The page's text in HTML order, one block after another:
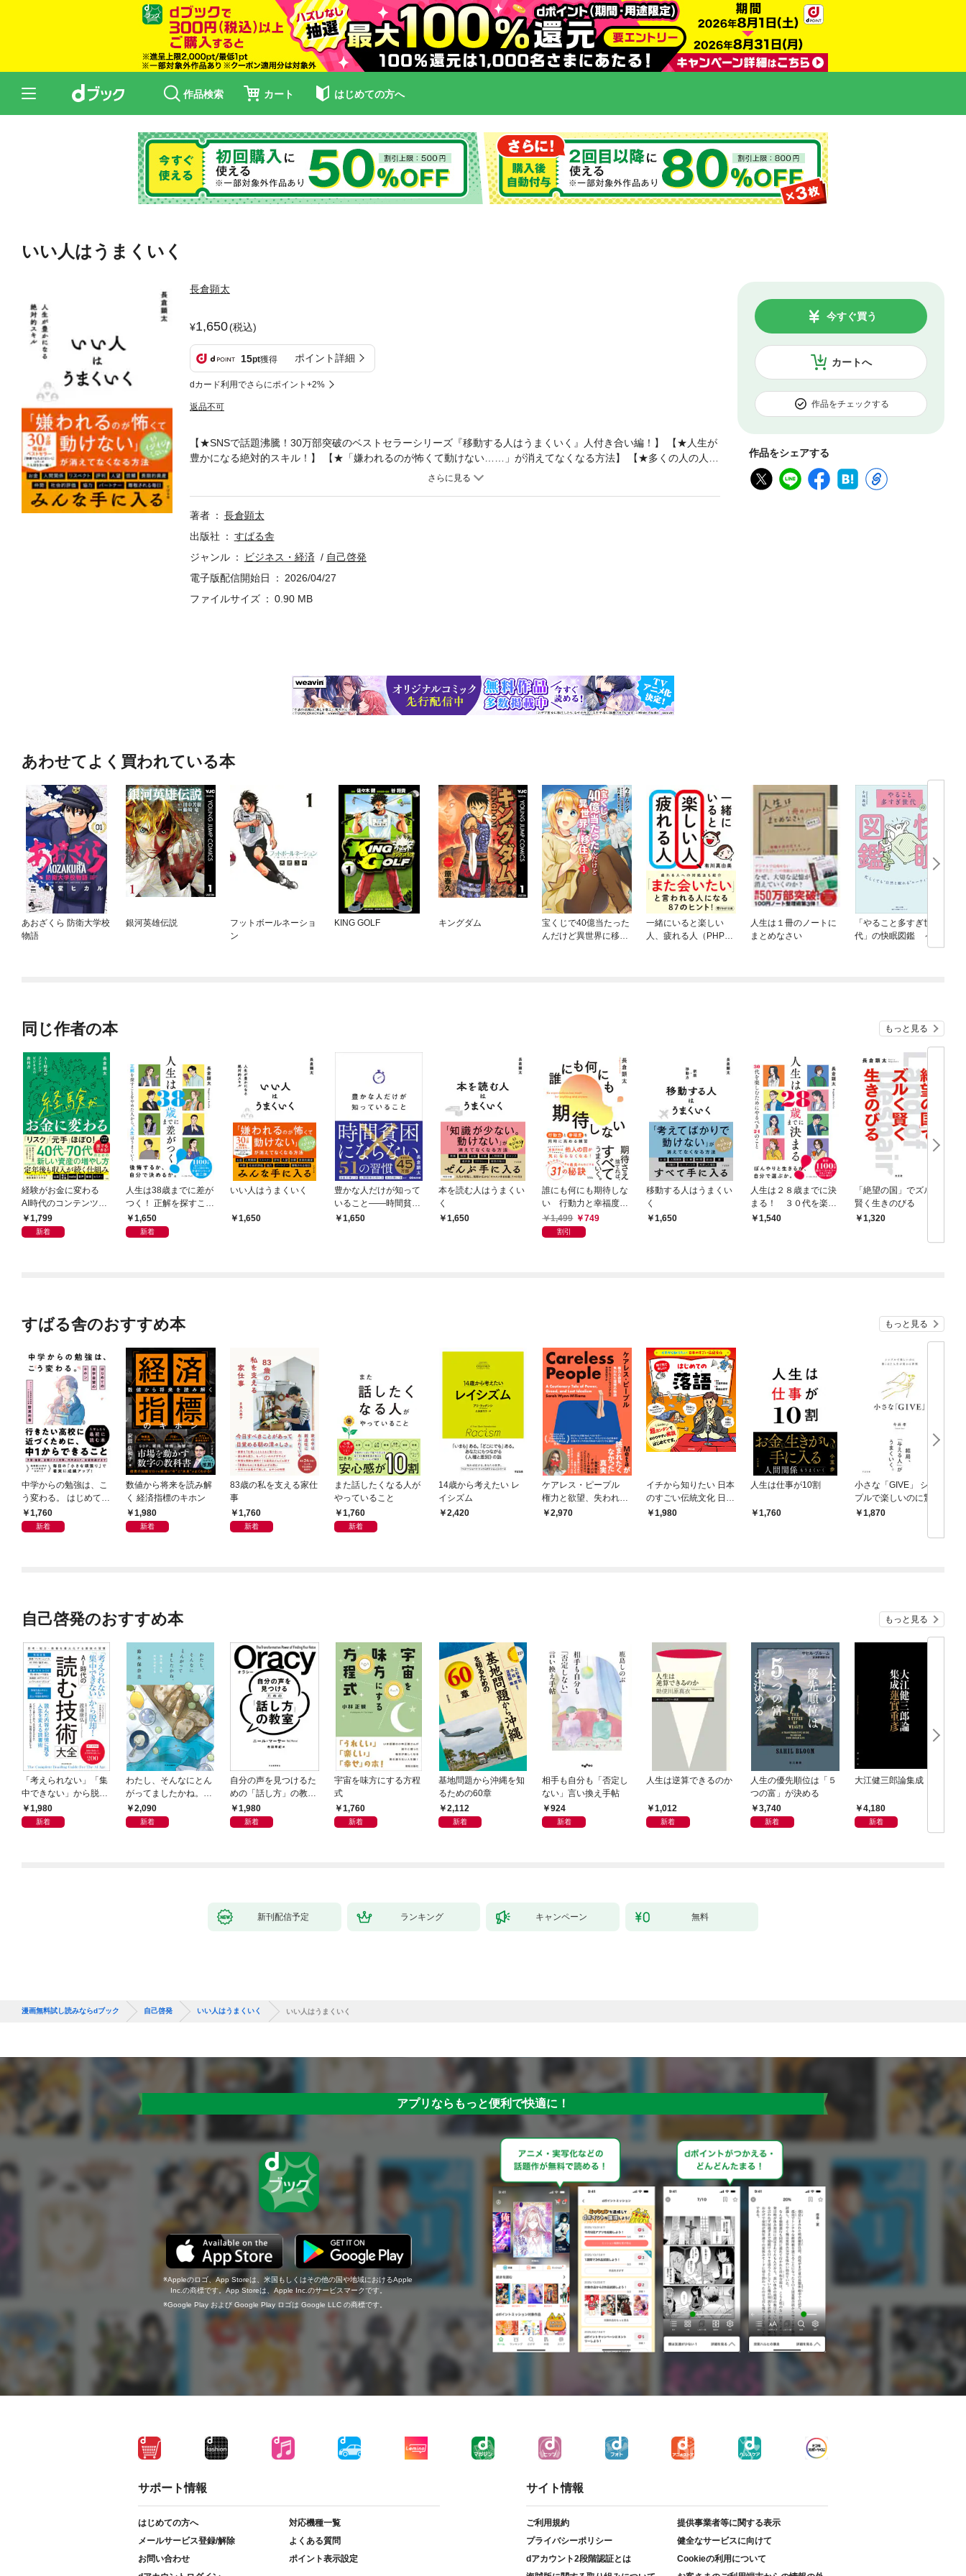
作品検索 カート はじめての方へ
いい人はうまくいく
長倉顕太
1,650(税込)
15pt獲得 ポイント詳細
dカード利用でさらにポイント+2%
返品不可
カートへ
今すぐ買う
作品をチェックする
作品をシェアする
【★SNSで話題沸騰！30万部突破のベストセラーシリーズ『移動する人はうまくいく』人付き合い編！】 【★人生が
豊かになる絶対的スキル！】 【★「嫌われるのが怖くて動けない……」が消えてなくなる方法】 【★多くの人の人生
を変えてきたプロが、まわりに感謝といい人があふれる毎日になる方法を紹介！】 【★仕事、お金、人間関係、リス
分の時間がもっと欲しい」 「心配事や不安を減らしたい」 「仕事で確かな成果を出したい」 「信頼できる味方や仲
間が欲しい」 「自分の価値をもっと高めたい」 「運をつかみたい」 「経済的なゆとりが欲しい」 「今より豊かな人
のベストセラーを生み出し、 著者としても30万部突破ベストセラーシリーズ 『移動する人はうまくいく』『本を読む
人はうまくいく』を書き、 多くの人の人生を変えてきたプロが、 まわりに感謝といい人があふれる毎日になる方法を
紹介！ いい人になれば、 仕事、人間関係、お金、時間、やりたいこと、 子育て、コミュニティ、運、コミュニケー
し」をつくる6つの技術 ・良い人間関係は「ラリー」が続く ・時代が変わっても「お中元・お歳暮」は最強の投資 ・
一番喜ばれる「お金のかからないギフト」とは？ ・「時間」をプレゼントする人は好かれる ・「紹介される人」にな
るための3つの条件 ・人間関係の“ハブ”になる2つのメリットとは？ ・どんなときも「必ず助けてくれる仲間」がいる
相手が動いてくれるフレーズとは？ ・経済的に成功する人は「恩送り」がうまい！ ・伝説のロックスターが教える
とどう境界線を引くのか？ ・周りに信頼できる「優秀な味方」だけを集める３ステップ ・いつもハイパフォーマンス
なチームのつくり方 ・10点主義で生きる etc. 【目次】 第1章 なぜ、いい人はうまくいくのか？ 第2章 なぜ、与
える人は経済的に豊かになるのか？ 第3章 なぜ、人間関係を最も大切にするべきなのか？ 第4章 なぜ、感謝すると
人が動いてくれるのか？ 第5章 なぜ、あの人の周りには、優秀な味方が集まるのか？ 第6章 感謝体質をつくる30
のアクションプラン
著者
長倉顕太
出版社
すばる舎
ジャンル
ビジネス・経済
自己啓発
電子版配信開始日
2026/04/27
ファイルサイズ
0.90 MB
あわせてよく買われている本
あおざくら 防衛大学校
物語
銀河英雄伝説
フットボールネーショ
ン
KING GOLF キングダム
宝くじで40億当たった
んだけど異世界に移住
一緒にいると楽しい
人、疲れる人（PHP文
人生は１冊のノートに
まとめなさい
「やること多すぎ世
代」の快眠図鑑 ～忙
しくても“自然と眠れ
同じ作者の本 もっと見る
経験がお金に変わる
AI時代のコンテンツビ
ジネスの教科書
1,799
新着
人生は38歳までに差が
つく！ 正解を探すこと
をやめた人から、人生
はうまくいく
1,650
新着
いい人はうまくいく
1,650
豊かな人だけが知って
いること――時間貧困
にならない５１の習慣
1,650
本を読む人はうまくい
く
1,650
誰にも何にも期待しな
い 行動力と幸福度を
同時に高める練習
1,499 749
割引
移動する人はうまくい
く
1,650
人生は２８歳までに決
まる！ ３０代を楽し
むためにやるべき２４
1,540
「絶望の国」でズルく
賢く生きのびる
1,320
すばる舎のおすすめ本 もっと見る
中学からの勉強は、こ
う変わる。 はじめての
自学自習のキホン
1,760
新着
数値から将来を読み解
く 経済指標のキホン
1,980
新着
83歳の私を支える家仕
事
1,760
新着
また話したくなる人が
やっていること
1,760
新着
14歳から考えたい レ
イシズム
2,420
ケアレス・ピープル
権力と欲望、失われた
理想の物語 Meta
2,970
イチから知りたい 日本
のすごい伝統文化 日本
の伝統芸能入門 落語
1,980
人生は仕事が10割
1,760
小さな「GIVE」 シン
プルで楽しいのに驚く
ほど人生が変わる習慣
1,870
自己啓発のおすすめ本 もっと見る
「考えられない」「集
中できない」から脱
却！ AI時代の読む技
術大全
1,980
新着
わたし、そんなにとん
がってましたかね。
獅子座、Ａ型、丙午は
めぐる
2,090
新着
自分の声を見つけるた
めの「話し方」の教
室 Ｏｒａｃｙ（オラ
シー）
1,980
新着
宇宙を味方にする方程
式
1,760
新着
基地問題から沖縄を知
るための60章
2,112
新着
相手も自分も「否定し
ない」言い換え手帖
924
新着
人生は逆算できるのか
1,012
新着
人生の優先順位は「５
つの富」が決める
3,740
新着
大江健三郎論集成
4,180
新着
新刊配信予定 ランキング キャンペーン 無料
漫画無料試し読みならdブック 自己啓発 いい人はうまくいく いい人はうまくいく
アプリならもっと便利で快適に！
Appleのロゴ、App Storeは、米国もしくはその他の国や地域におけるApple
Inc.の商標です。App Storeは、Apple Inc.のサービスマークです。
Google Play および Google Play ロゴは Google LLC の商標です。
サポート情報
はじめての方へ
対応機種一覧
メールサービス登録/解除
よくある質問
お問い合わせ
ポイント表示設定
サイト情報
ご利用規約
提供事業者等に関する表示
プライバシーポリシー
健全なサービスに向けて
dアカウント2段階認証とは
Cookieの利用について